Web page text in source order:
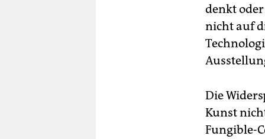
denkt
nicht auf
Die
Kunst
Fungible-